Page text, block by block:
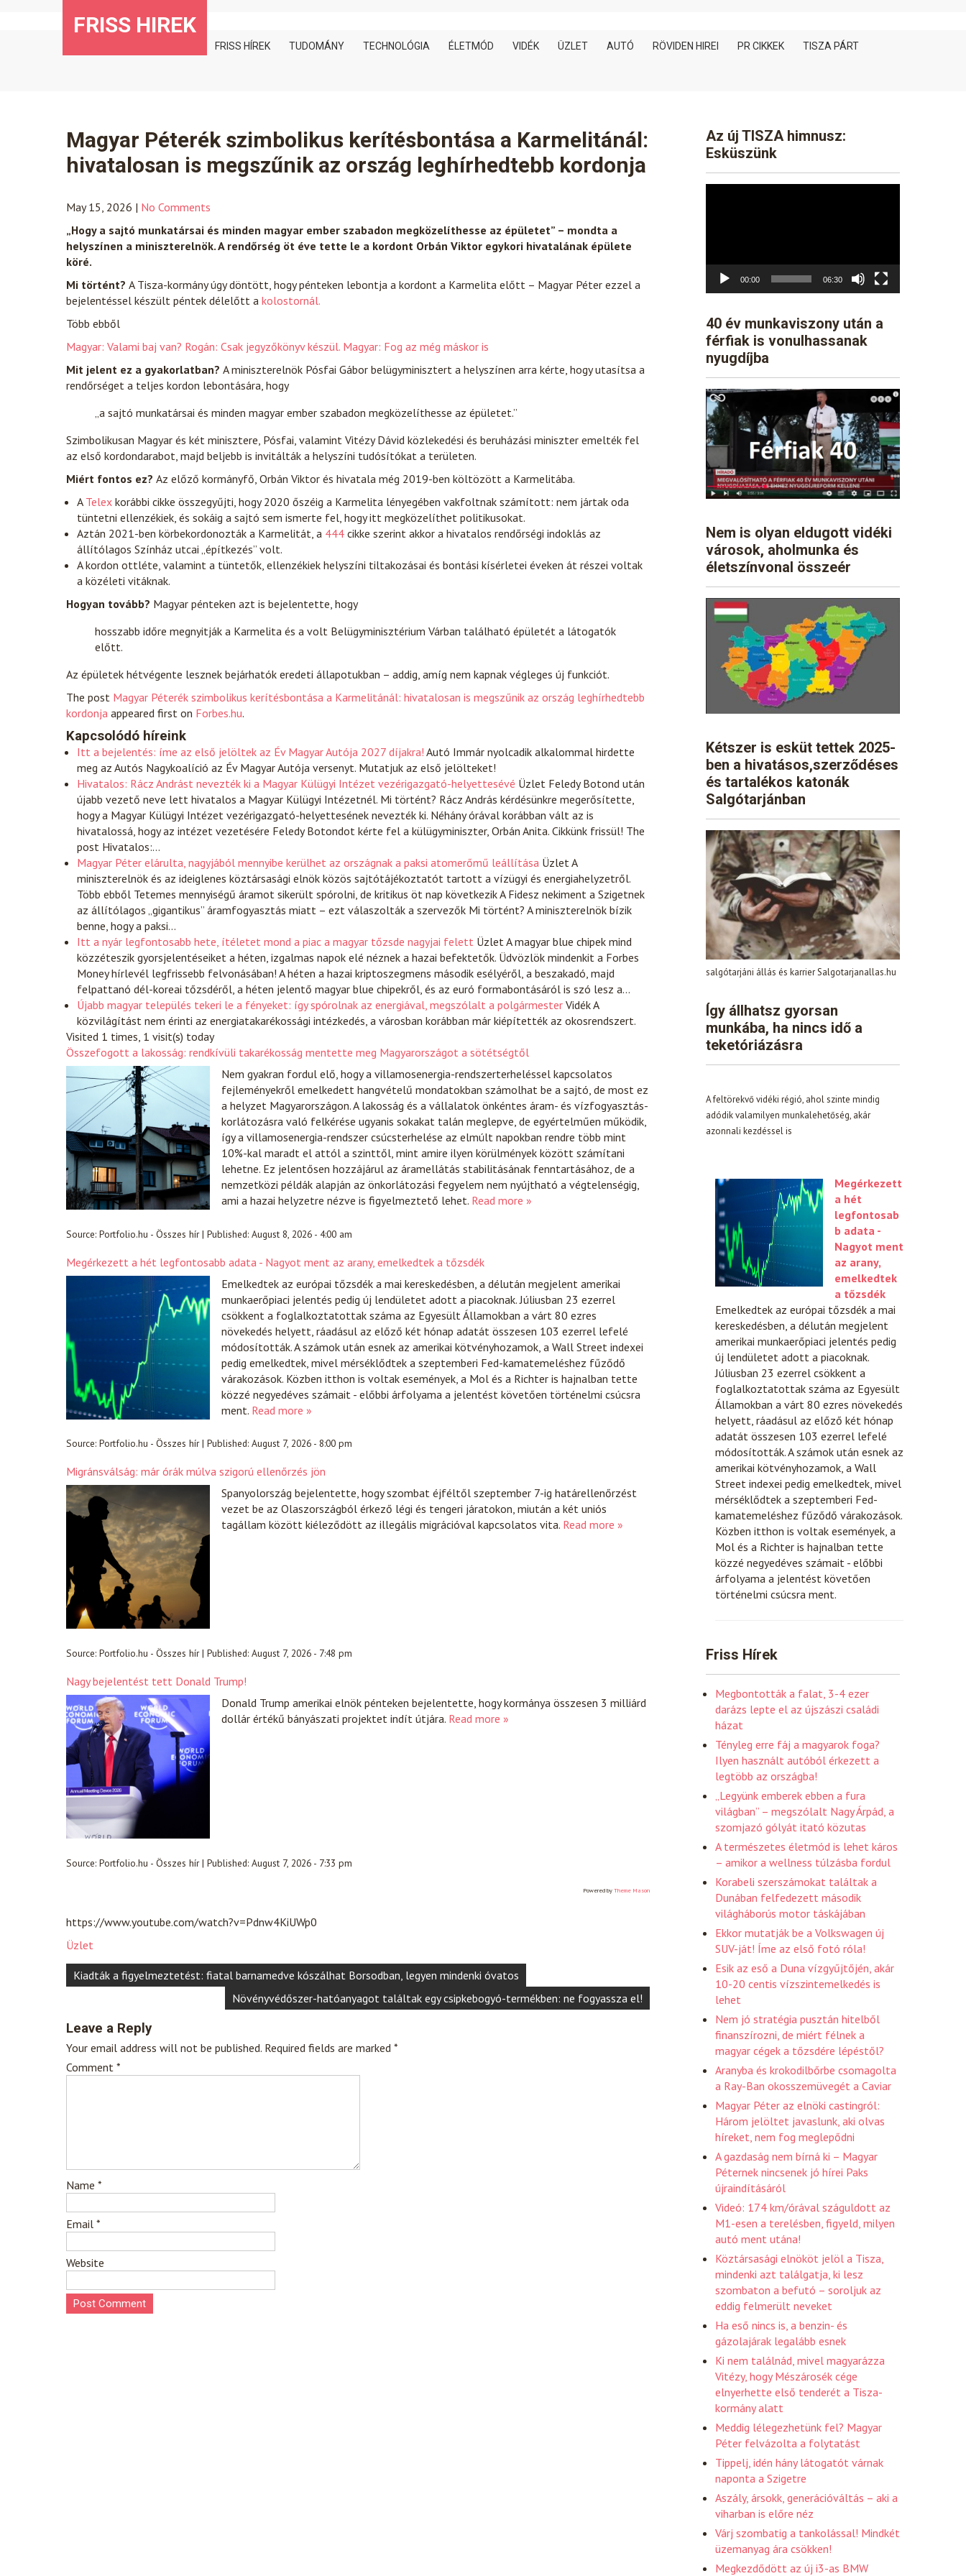
FRISS HIREK
FRISS HÍREK TUDOMÁNY TECHNOLÓGIA ÉLETMÓD VIDÉK ÜZLET AUTÓ RÖVIDEN HIREI PR CIKKEK TISZA PÁRT
Magyar Péterék szimbolikus kerítésbontása a Karmelitánál:
hivatalosan is megszűnik az ország leghírhedtebb kordonja
May 15, 2026 | No Comments
„Hogy a sajtó munkatársai és minden magyar ember szabadon megközelíthesse az épületet” – mondta a
helyszínen a miniszterelnök. A rendőrség öt éve tette le a kordont Orbán Viktor egykori hivatalának épülete
köré.
Mi történt? A Tisza-kormány úgy döntött, hogy pénteken lebontja a kordont a Karmelita előtt – Magyar Péter ezzel a
bejelentéssel készült péntek délelőtt a kolostornál.
Több ebből
Magyar: Valami baj van? Rogán: Csak jegyzőkönyv készül. Magyar: Fog az még máskor is
Mit jelent ez a gyakorlatban? A miniszterelnök Pósfai Gábor belügyminisztert a helyszínen arra kérte, hogy utasítsa a
rendőrséget a teljes kordon lebontására, hogy
„a sajtó munkatársai és minden magyar ember szabadon megközelíthesse az épületet.”
Szimbolikusan Magyar és két minisztere, Pósfai, valamint Vitézy Dávid közlekedési és beruházási miniszter emelték fel
az első kordondarabot, majd beljebb is invitálták a helyszíni tudósítókat a területen.
Miért fontos ez? Az előző kormányfő, Orbán Viktor és hivatala még 2019-ben költözött a Karmelitába.
A Telex korábbi cikke összegyűjti, hogy 2020 őszéig a Karmelita lényegében vakfoltnak számított: nem jártak oda
tüntetni ellenzékiek, és sokáig a sajtó sem ismerte fel, hogy itt megközelíthet politikusokat.
Aztán 2021-ben körbekordonozták a Karmelitát, a 444 cikke szerint akkor a hivatalos rendőrségi indoklás az
állítólagos Színház utcai „építkezés” volt.
A kordon ottléte, valamint a tüntetők, ellenzékiek helyszíni tiltakozásai és bontási kísérletei éveken át részei voltak
a közéleti vitáknak.
Hogyan tovább? Magyar pénteken azt is bejelentette, hogy
hosszabb időre megnyitják a Karmelita és a volt Belügyminisztérium Várban található épületét a látogatók
előtt.
Az épületek hétvégente lesznek bejárhatók eredeti állapotukban – addig, amíg nem kapnak végleges új funkciót.
The post Magyar Péterék szimbolikus kerítésbontása a Karmelitánál: hivatalosan is megszűnik az ország leghírhedtebb
kordonja appeared first on Forbes.hu.
Kapcsolódó híreink
Itt a bejelentés: íme az első jelöltek az Év Magyar Autója 2027 díjakra! Autó Immár nyolcadik alkalommal hirdette
meg az Autós Nagykoalíció az Év Magyar Autója versenyt. Mutatjuk az első jelölteket!
Hivatalos: Rácz Andrást nevezték ki a Magyar Külügyi Intézet vezérigazgató-helyettesévé Üzlet Feledy Botond után
újabb vezető neve lett hivatalos a Magyar Külügyi Intézetnél. Mi történt? Rácz András kérdésünkre megerősítette,
hogy a Magyar Külügyi Intézet vezérigazgató-helyettesének nevezték ki. Néhány órával korábban vált az is
hivatalossá, hogy az intézet vezetésére Feledy Botondot kérte fel a külügyminiszter, Orbán Anita. Cikkünk frissül! The
post Hivatalos:…
Magyar Péter elárulta, nagyjából mennyibe kerülhet az országnak a paksi atomerőmű leállítása ÜzletA
miniszterelnök és az ideiglenes köztársasági elnök közös sajtótájékoztatót tartott a vízügyi és energiahelyzetről.
Több ebből Tetemes mennyiségű áramot sikerült spórolni, de kritikus öt nap következik A Fidesz nekiment a Szigetnek
az állítólagos „gigantikus” áramfogyasztás miatt – ezt válaszolták a szervezők Mi történt? A miniszterelnök bízik
benne, hogy a paksi…
Itt a nyár legfontosabb hete, ítéletet mond a piac a magyar tőzsde nagyjai felett ÜzletA magyar blue chipek mind
közzéteszik gyorsjelentéseiket a héten, izgalmas napok elé néznek a hazai befektetők. Üdvözlök mindenkit a Forbes
Money hírlevél legfrissebb felvonásában! A héten a hazai kriptoszegmens második esélyéről, a beszakadó, majd
felpattanó dél-koreai tőzsdéről, a héten jelentő magyar blue chipekről, és az euró formabontásáról is szó lesz a…
Újabb magyar település tekeri le a fényeket: így spórolnak az energiával, megszólalt a polgármester VidékA
közvilágítást nem érinti az energiatakarékossági intézkedés, a városban korábban már kiépítették az okosrendszert.
Visited 1 times, 1 visit(s) today
Összefogott a lakosság: rendkívüli takarékosság mentette meg Magyarországot a sötétségtől
Nem gyakran fordul elő, hogy a villamosenergia-rendszerterheléssel kapcsolatos
fejleményekről emelkedett hangvételű mondatokban számolhat be a sajtó, de most ez
a helyzet Magyarországon. A lakosság és a vállalatok önkéntes áram- és vízfogyasztás-
korlátozásra való felkérése ugyanis sokakat talán meglepve, de egyértelműen működik,
így a villamosenergia-rendszer csúcsterhelése az elmúlt napokban rendre több mint
10%-kal maradt el attól a szinttől, mint amire ilyen körülmények között számítani
lehetne. Ez jelentősen hozzájárul az áramellátás stabilitásának fenntartásához, de a
nemzetközi példák alapján az önkorlátozási fegyelem nem nyújtható a végtelenségig,
ami a hazai helyzetre nézve is figyelmeztető lehet. Read more »
Source: Portfolio.hu - Összes hír| Published: August 8, 2026 - 4:00 am
Megérkezett a hét legfontosabb adata - Nagyot ment az arany, emelkedtek a tőzsdék
Emelkedtek az európai tőzsdék a mai kereskedésben, a délután megjelent amerikai
munkaerőpiaci jelentés pedig új lendületet adott a piacoknak. Júliusban 23 ezerrel
csökkent a foglalkoztatottak száma az Egyesült Államokban a várt 80 ezres
növekedés helyett, ráadásul az előző két hónap adatát összesen 103 ezerrel lefelé
módosították. A számok után esnek az amerikai kötvényhozamok, a Wall Street indexei
pedig emelkedtek, mivel mérséklődtek a szeptemberi Fed-kamatemeléshez fűződő
várakozások. Közben itthon is voltak események, a Mol és a Richter is hajnalban tette
közzé negyedéves számait - előbbi árfolyama a jelentést követően történelmi csúcsra
ment. Read more »
Source: Portfolio.hu - Összes hír| Published: August 7, 2026 - 8:00 pm
Migránsválság: már órák múlva szigorú ellenőrzés jön
Spanyolország bejelentette, hogy szombat éjféltől szeptember 7-ig határellenőrzést
vezet be az Olaszországból érkező légi és tengeri járatokon, miután a két uniós
tagállam között kiéleződött az illegális migrációval kapcsolatos vita. Read more »
Source: Portfolio.hu - Összes hír| Published: August 7, 2026 - 7:48 pm
Nagy bejelentést tett Donald Trump!
Donald Trump amerikai elnök pénteken bejelentette, hogy kormánya összesen 3 milliárd
dollár értékű bányászati projektet indít útjára. Read more »
Source: Portfolio.hu - Összes hír| Published: August 7, 2026 - 7:33 pm
Powered by Theme Mason
https://www.youtube.com/watch?v=Pdnw4KiUWp0
Üzlet
Post
navigation
Kiadták a figyelmeztetést: fiatal barnamedve kószálhat Borsodban, legyen mindenki óvatos
Növényvédőszer-hatóanyagot találtak egy csipkebogyó-termékben: ne fogyassza el!
Leave a Reply
Your email address will not be published. Required fields are marked *
Comment *
Name *
Email *
Website
Az új TISZA himnusz:
Esküszünk
00:00 06:30
40 év munkaviszony után a
férfiak is vonulhassanak
nyugdíjba
Nem is olyan eldugott vidéki
városok, aholmunka és
életszínvonal összeér
Kétszer is esküt tettek 2025-
ben a hivatásos,szerződéses
és tartalékos katonák
Salgótarjánban
salgótarjáni állás és karrier Salgotarjanallas.hu
Így állhatsz gyorsan
munkába, ha nincs idő a
teketóriázásra
A feltörekvő vidéki régió, ahol szinte mindig
adódik valamilyen munkalehetőség, akár
azonnali kezdéssel is
Megérkezett
a hét
legfontosab
b adata -
Nagyot ment
az arany,
emelkedtek
a tőzsdék
Emelkedtek az európai tőzsdék a mai
kereskedésben, a délután megjelent
amerikai munkaerőpiaci jelentés pedig
új lendületet adott a piacoknak.
Júliusban 23 ezerrel csökkent a
foglalkoztatottak száma az Egyesült
Államokban a várt 80 ezres növekedés
helyett, ráadásul az előző két hónap
adatát összesen 103 ezerrel lefelé
módosították. A számok után esnek az
amerikai kötvényhozamok, a Wall
Street indexei pedig emelkedtek, mivel
mérséklődtek a szeptemberi Fed-
kamatemeléshez fűződő várakozások.
Közben itthon is voltak események, a
Mol és a Richter is hajnalban tette
közzé negyedéves számait - előbbi
árfolyama a jelentést követően
történelmi csúcsra ment.
Friss Hírek
Megbontották a falat, 3-4 ezer
darázs lepte el az újszászi családi
házat
Tényleg erre fáj a magyarok foga?
Ilyen használt autóból érkezett a
legtöbb az országba!
„Legyünk emberek ebben a fura
világban” – megszólalt Nagy Árpád, a
szomjazó gólyát itató közutas
A természetes életmód is lehet káros
– amikor a wellness túlzásba fordul
Korabeli szerszámokat találtak a
Dunában felfedezett második
világháborús motor táskájában
Ekkor mutatják be a Volkswagen új
SUV-ját! Íme az első fotó róla!
Esik az eső a Duna vízgyűjtőjén, akár
10-20 centis vízszintemelkedés is
lehet
Nem jó stratégia pusztán hitelből
finanszírozni, de miért félnek a
magyar cégek a tőzsdére lépéstől?
Aranyba és krokodilbőrbe csomagolta
a Ray-Ban okosszemüvegét a Caviar
Magyar Péter az elnöki castingról:
Három jelöltet javaslunk, aki olvas
híreket, nem fog meglepődni
A gazdaság nem bírná ki – Magyar
Péternek nincsenek jó hírei Paks
újraindításáról
Videó: 174 km/órával száguldott az
M1-esen a terelésben, figyeld, milyen
autó ment utána!
Köztársasági elnököt jelöl a Tisza,
mindenki azt találgatja, ki lesz
szombaton a befutó – soroljuk az
eddig felmerült neveket
Ha eső nincs is, a benzin- és
gázolajárak legalább esnek
Ki nem találnád, mivel magyarázza
Vitézy, hogy Mészárosék cége
elnyerhette első tenderét a Tisza-
kormány alatt
Meddig lélegezhetünk fel? Magyar
Péter felvázolta a folytatást
Tippelj, idén hány látogatót várnak
naponta a Szigetre
Aszály, ársokk, generációváltás – aki a
viharban is előre néz
Várj szombatig a tankolással! Mindkét
üzemanyag ára csökken!
Megkezdődött az új i3-as BMW